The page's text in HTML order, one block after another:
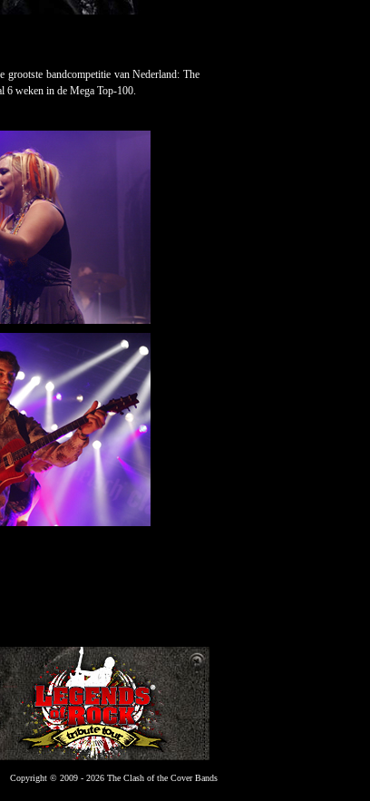
bandcompetitie van Nederland: The
6 weken in de Mega Top-100.
Copyright © 2009 - 2026 The Clash of the Cover Bands